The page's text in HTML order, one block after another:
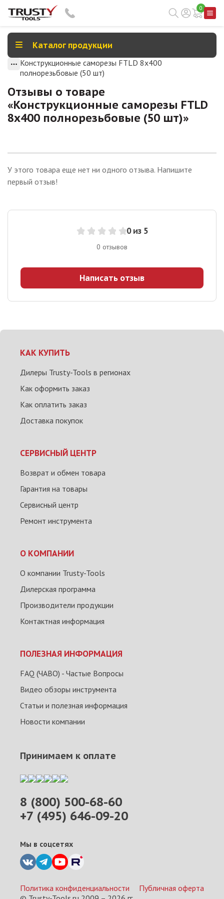
0
Каталог продукции
Конструкционные саморезы FTLD 8х400
полнорезьбовые (50 шт)
Отзывы о товаре
«Конструкционные саморезы FTLD
8х400 полнорезьбовые (50 шт)»
0 из 5
0 отзывов
Написать отзыв
У этого товара еще нет ни одного отзыва. Напишите
первый отзыв!
КАК КУПИТЬ
Дилеры Trusty-Tools в регионах
Как оформить заказ
Как оплатить заказ
Доставка покупок
СЕРВИСНЫЙ ЦЕНТР
Возврат и обмен товара
Гарантия на товары
Сервисный центр
Ремонт инструмента
О КОМПАНИИ
О компании Trusty-Tools
Дилерская программа
Производители продукции
Контактная информация
ПОЛЕЗНАЯ ИНФОРМАЦИЯ
FAQ (ЧАВО) - Частые Вопросы
Видео обзоры инструмента
Статьи и полезная информация
Новости компании
8 (800) 500-68-60
+7 (495) 646-09-20
Мы в соцсетях
Принимаем к оплате
Политика конфиденциальности
Публичная оферта